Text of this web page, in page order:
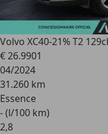
Volvo XC40-21% T2
€ 26.9901
04/2024
31.260 km
Essence
- (l/100 km)
2,8